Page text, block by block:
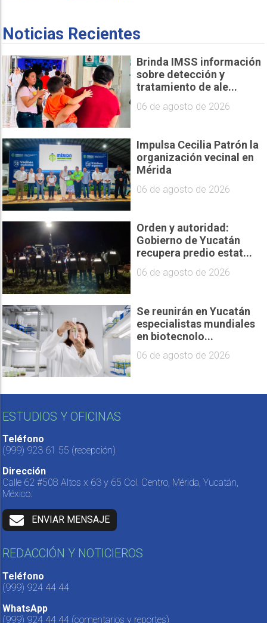
Noticias Recientes
Brinda IMSS información
sobre detección y
tratamiento de ale...
06 de agosto de 2026
Impulsa Cecilia Patrón la
organización vecinal en
Mérida
06 de agosto de 2026
Orden y autoridad:
Gobierno de Yucatán
recupera predio estat...
06 de agosto de 2026
Se reunirán en Yucatán
especialistas mundiales
en biotecnolo...
06 de agosto de 2026
ESTUDIOS Y OFICINAS
Teléfono
(999) 923 61 55 (recepción)
Dirección
Calle 62 #508 Altos x 63 y 65 Col. Centro, Mérida, Yucatán,
México.
ENVIAR MENSAJE
REDACCIÓN Y NOTICIEROS
Teléfono
(999) 924 44 44
WhatsApp
(999) 924 44 44 (comentarios y reportes)